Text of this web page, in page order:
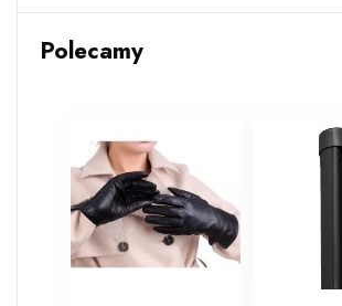
Polecamy